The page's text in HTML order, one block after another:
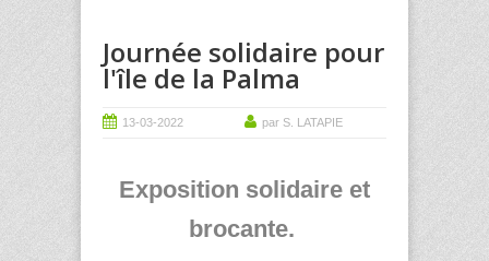
Journée solidaire pour
l'île de la Palma
13-03-2022 par S. LATAPIE
Exposition solidaire et
brocante.